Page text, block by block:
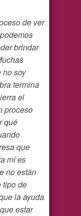
de ver
brindar
no soy
termina
el
proceso
qué
que
mí es
no están
tipo de
la ayuda
estar